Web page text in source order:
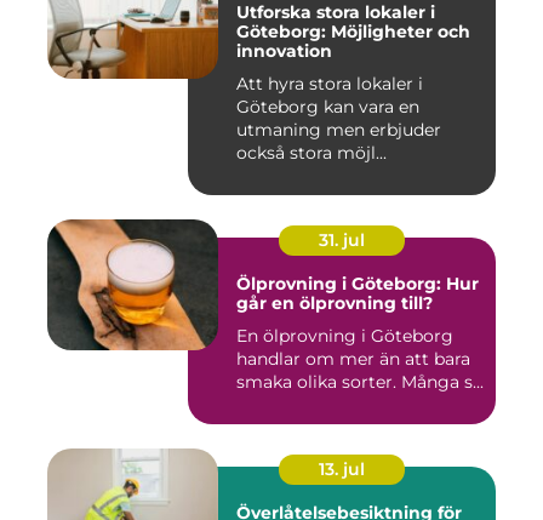
Utforska stora lokaler i
Göteborg: Möjligheter och
innovation
Att hyra stora lokaler i
Göteborg kan vara en
utmaning men erbjuder
också stora möjl...
31. jul
Ölprovning i Göteborg: Hur
går en ölprovning till?
En ölprovning i Göteborg
handlar om mer än att bara
smaka olika sorter. Många s...
13. jul
Överlåtelsebesiktning för